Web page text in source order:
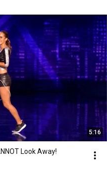
5:16
Look Away!